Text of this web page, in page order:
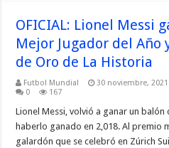
OFICIAL: Lionel Messi
Mejor Jugador del Año
de Oro de La Historia
Futbol Mundial 30 noviembre, 2021
0
167
Lionel Messi, volvió a ganar un
haberlo ganado en 2,018. Al premio
galardón que se celebró en Zúrich